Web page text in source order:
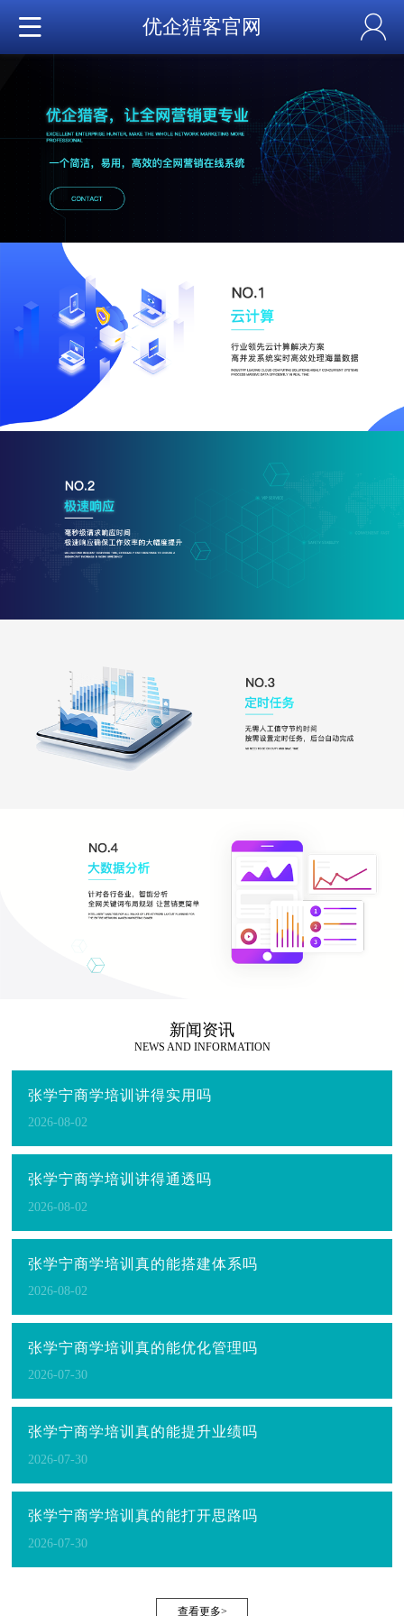
优企猎客官网
新闻资讯
NEWS AND INFORMATION
张学宁商学培训讲得实用吗
2026-08-02
张学宁商学培训讲得通透吗
2026-08-02
张学宁商学培训真的能搭建体系吗
2026-08-02
张学宁商学培训真的能优化管理吗
2026-07-30
张学宁商学培训真的能提升业绩吗
2026-07-30
张学宁商学培训真的能打开思路吗
2026-07-30
查看更多>